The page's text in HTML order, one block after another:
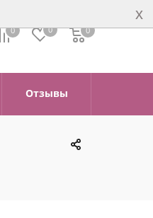
x
0 0 0
0
Отзывы